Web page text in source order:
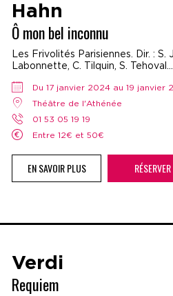
Hahn
Ô mon bel inconnu
Les Frivolités Parisiennes. Dir. :
Labonnette, C. Tilquin, S. Tehoval…
Du 17 janvier 2024 au 19 janvier
Théâtre de l'Athénée
01 53 05 19 19
Entre 12€ et 50€
EN SAVOIR PLUS RÉSERVER
Verdi
Requiem